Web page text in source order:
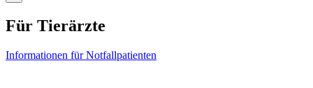
Für Tierärzte
Informationen für Notfallpatienten